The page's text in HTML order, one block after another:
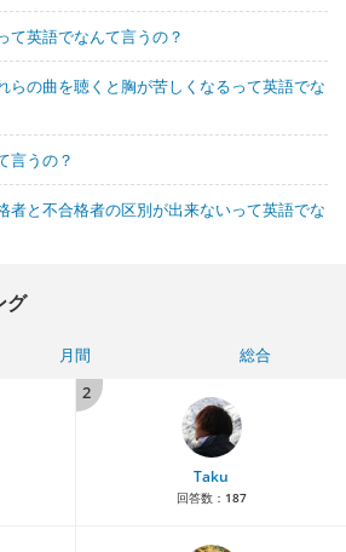
て英語でなんて言うの？
らの曲を聴くと胸が苦しくなるって英語でな
言うの？
者と不合格者の区別が出来ないって英語でな
グ
月間
総合
2
Taku
回答数： 187